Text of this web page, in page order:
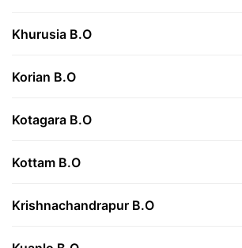
Khurusia B.O
Korian B.O
Kotagara B.O
Kottam B.O
Krishnachandrapur B.O